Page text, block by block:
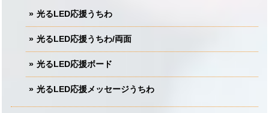
光るLED応援うちわ
光るLED応援うちわ/両面
光るLED応援ボード
光るLED応援メッセージうちわ